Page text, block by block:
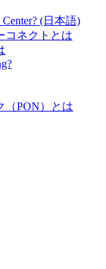
Center? (日本語)
コネクトとは
（PON）とは